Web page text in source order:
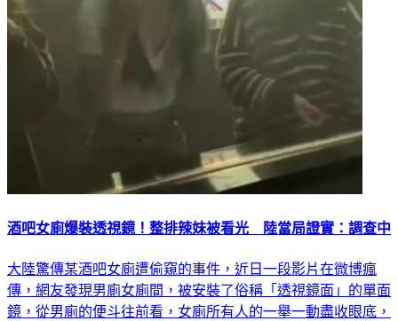
酒吧女廁爆裝透視鏡！整排辣妹被看光 陸當局證實：調查中
大陸驚傳某酒吧女廁遭偷窺的事件，近日一段影片在微博瘋
傳，網友發現男廁女廁間，被安裝了俗稱「透視鏡面」的單面
鏡，從男廁的便斗往前看，女廁所有人的一舉一動盡收眼底，